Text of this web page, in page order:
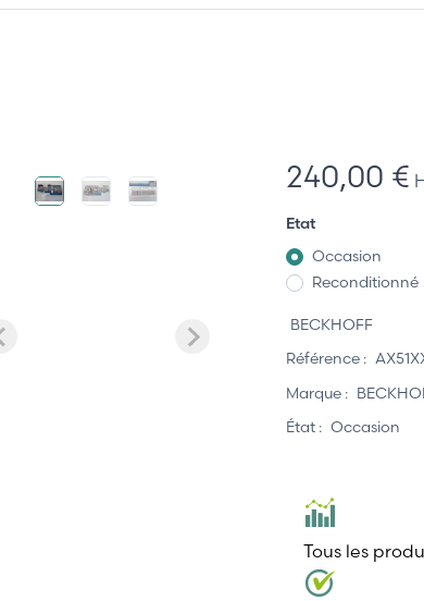
240,00 €
Etat
Occasion
Reconditionné
BECKHOFF
Référence :
Marque :
État : Occasion
Tous les